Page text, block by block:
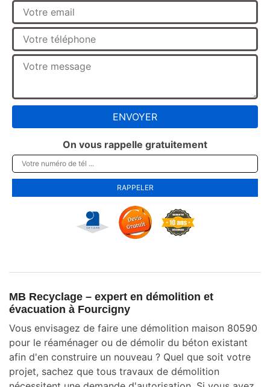
On vous rappelle gratuitement
MB Recyclage – expert en démolition et
évacuation à Fourcigny
Vous envisagez de faire une démolition maison 80590
pour le réaménager ou de démolir du béton existant
afin d'en construire un nouveau ? Quel que soit votre
projet, sachez que tous travaux de démolition